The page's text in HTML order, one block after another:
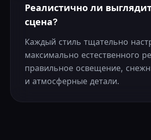
Реалистично ли
сцена?
Каждый стиль тщательно
максимально естественного
правильное освещение,
и атмосферные детали.